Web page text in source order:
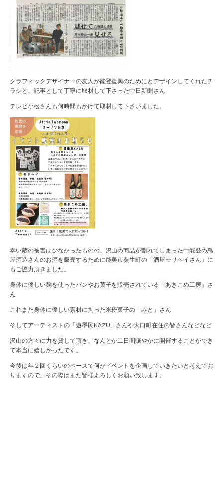
グラフィックデザイナーの友人が能登復興のためにとデザインしてくれたチ
ラシと、記事として丁寧に取材して下さった中日新聞さん
テレビ小松さんも何時間もかけて取材して下さいました。
幸い蔵の被害は少なかったものの、沢山の商品が割れてしまった中能登の鳥
屋酒造さんのお酒を販売するために能美市粟生町の「酒屋モリヘイさん」に
もご協力頂きました。
身体に優しい麹を使ったパンやお菓子を販売されている「あきこめ工房」さ
ん
これまた身体に優しい素材に拘った米粉菓子の「みと」さん
そしてアーティストの「遊墨民KAZU」さんや大口町在住の皆さんなどなど
沢山の方々に力を貸して頂き、なんとか二日間賑やかに開催することができ
て本当に嬉しかったです。
今後は年２回くらいのペースで何かイベントを企画していきたいと考えてお
りますので、その際はまた皆様よろしくお願い致します。